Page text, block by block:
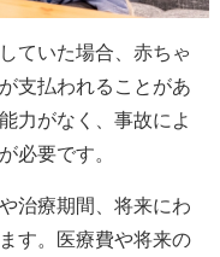
ていた場合、赤ちゃ
支払われることがあ
力がなく、事故によ
必要です。
治療期間、将来にわ
す。医療費や将来の